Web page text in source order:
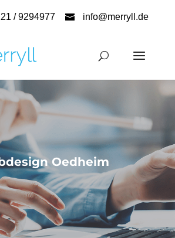
/ 9294977 info@merryll.de
Oedheim